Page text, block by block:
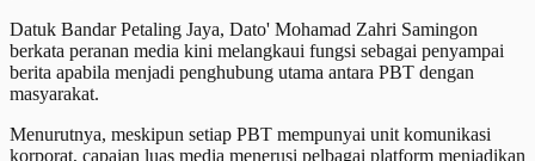
Datuk Bandar Petaling Jaya, Dato' Mohamad Zahri Samingon
berkata peranan media kini melangkaui fungsi sebagai penyampai
berita apabila menjadi penghubung utama antara PBT dengan
masyarakat.
Menurutnya, meskipun setiap PBT mempunyai unit komunikasi
korporat, capaian luas media menerusi pelbagai platform menjadikan